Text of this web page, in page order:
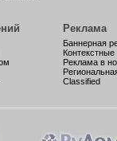
Реклама
Баннерная
Реклама в
Classified